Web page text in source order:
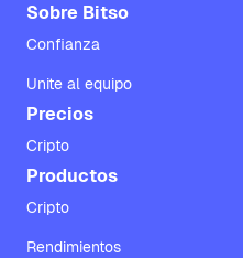
Sobre Bitso
Confianza
Unite al equipo
Precios
Cripto
Productos
Cripto
Rendimientos